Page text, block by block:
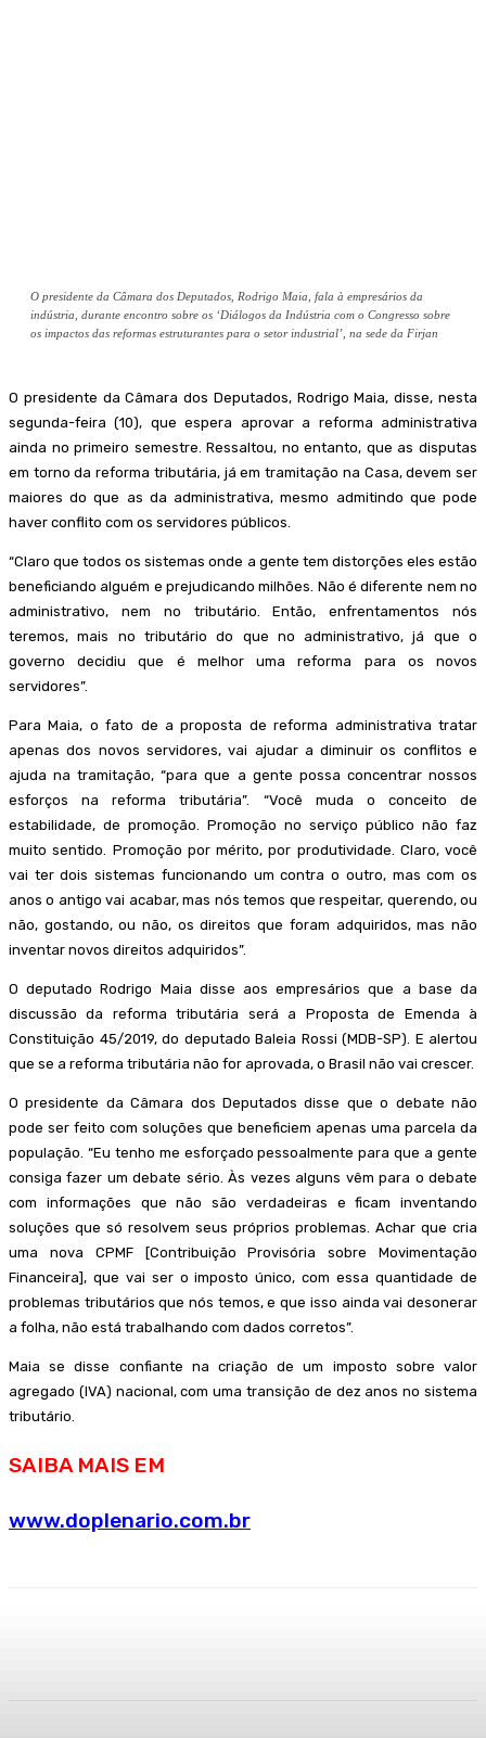
O presidente da Câmara dos Deputados, Rodrigo Maia, fala à empresários da
indústria, durante encontro sobre os ‘Diálogos da Indústria com o Congresso sobre
os impactos das reformas estruturantes para o setor industrial’, na sede da Firjan
O presidente da Câmara dos Deputados, Rodrigo Maia, disse, nesta
segunda-feira (10), que espera aprovar a reforma administrativa
ainda no primeiro semestre. Ressaltou, no entanto, que as disputas
em torno da reforma tributária, já em tramitação na Casa, devem ser
maiores do que as da administrativa, mesmo admitindo que pode
haver conflito com os servidores públicos.
“Claro que todos os sistemas onde a gente tem distorções eles estão
beneficiando alguém e prejudicando milhões. Não é diferente nem no
administrativo, nem no tributário. Então, enfrentamentos nós
teremos, mais no tributário do que no administrativo, já que o
governo decidiu que é melhor uma reforma para os novos
servidores”.
Para Maia, o fato de a proposta de reforma administrativa tratar
apenas dos novos servidores, vai ajudar a diminuir os conflitos e
ajuda na tramitação, “para que a gente possa concentrar nossos
esforços na reforma tributária”. “Você muda o conceito de
estabilidade, de promoção. Promoção no serviço público não faz
muito sentido. Promoção por mérito, por produtividade. Claro, você
vai ter dois sistemas funcionando um contra o outro, mas com os
anos o antigo vai acabar, mas nós temos que respeitar, querendo, ou
não, gostando, ou não, os direitos que foram adquiridos, mas não
inventar novos direitos adquiridos”.
O deputado Rodrigo Maia disse aos empresários que a base da
discussão da reforma tributária será a Proposta de Emenda à
Constituição 45/2019, do deputado Baleia Rossi (MDB-SP). E alertou
que se a reforma tributária não for aprovada, o Brasil não vai crescer.
O presidente da Câmara dos Deputados disse que o debate não
pode ser feito com soluções que beneficiem apenas uma parcela da
população. “Eu tenho me esforçado pessoalmente para que a gente
consiga fazer um debate sério. Às vezes alguns vêm para o debate
com informações que não são verdadeiras e ficam inventando
soluções que só resolvem seus próprios problemas. Achar que cria
uma nova CPMF [Contribuição Provisória sobre Movimentação
Financeira], que vai ser o imposto único, com essa quantidade de
problemas tributários que nós temos, e que isso ainda vai desonerar
a folha, não está trabalhando com dados corretos”.
Maia se disse confiante na criação de um imposto sobre valor
agregado (IVA) nacional, com uma transição de dez anos no sistema
tributário.
SAIBA MAIS EM
www.doplenario.com.br